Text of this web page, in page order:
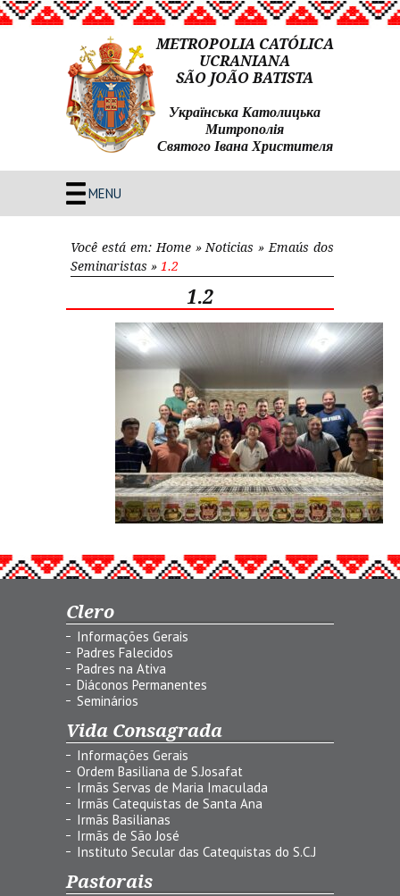
METROPOLIA CATÓLICA
UCRANIANA
SÃO JOÃO BATISTA
Українська Католицька
Митрополія
Святого Івана Христителя
MENU
Você está em: Home» Noticias » Emaús dos
Seminaristas » 1.2
1.2
Clero
Informações Gerais
Padres Falecidos
Padres na Ativa
Diáconos Permanentes
Seminários
Vida Consagrada
Informações Gerais
Ordem Basiliana de S.Josafat
Irmãs Servas de Maria Imaculada
Irmãs Catequistas de Santa Ana
Irmãs Basilianas
Irmãs de São José
Instituto Secular das Catequistas do S.C.J
Pastorais